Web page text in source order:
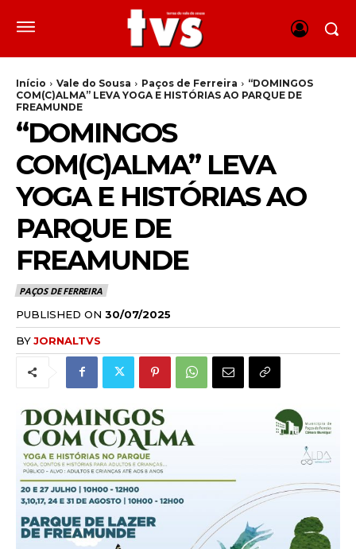
Início Vale do Sousa Paços de Ferreira
“DOMINGOS
COM(C)ALMA” LEVA YOGA E HISTÓRIAS AO PARQUE DE
FREAMUNDE
“DOMINGOS
COM(C)ALMA” LEVA
YOGA E HISTÓRIAS AO
PARQUE DE
FREAMUNDE
PAÇOS DE FERREIRA
PUBLISHED ON 30/07/2025
BYJORNALTVS